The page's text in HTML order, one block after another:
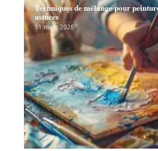
Techniques de mélange pour
astuces
11 mars 2026